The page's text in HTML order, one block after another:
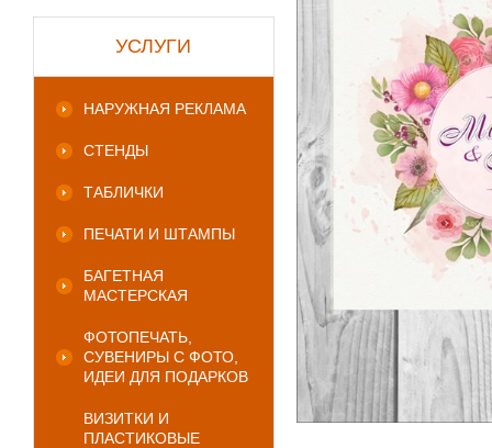
УСЛУГИ
НАРУЖНАЯ РЕКЛАМА
СТЕНДЫ
ТАБЛИЧКИ
ПЕЧАТИ И ШТАМПЫ
БАГЕТНАЯ
МАСТЕРСКАЯ
ФОТОПЕЧАТЬ,
СУВЕНИРЫ С ФОТО,
ИДЕИ ДЛЯ ПОДАРКОВ
ВИЗИТКИ И
ПЛАСТИКОВЫЕ